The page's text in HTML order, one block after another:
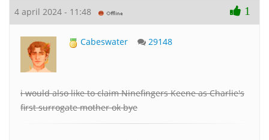
4 april 2024 - 11:48 1
Cabeswater 29148
i would also like to claim Ninefingers Keene as Charlie's
first surrogate mother ok bye